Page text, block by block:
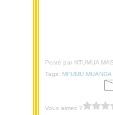
Posté par NTUMUA
Tags: MFUMU MUANDA
Vous aimez ?